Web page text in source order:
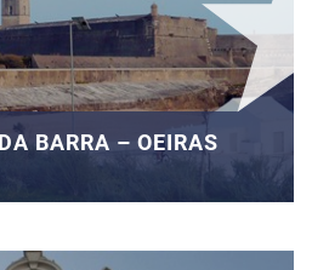
BARRA – OEIRAS